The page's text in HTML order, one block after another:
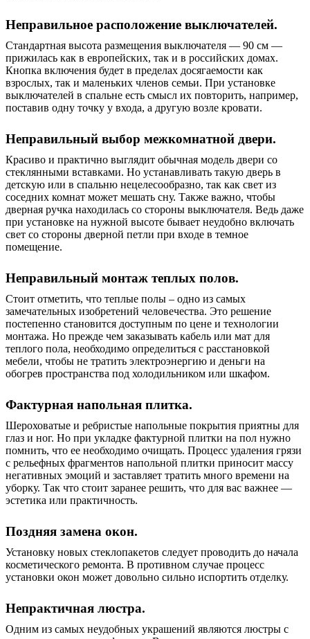
Неправильное расположение выключателей.
Стандартная высота размещения выключателя — 90 см —
прижилась как в европейских, так и в российских домах.
Кнопка включения будет в пределах досягаемости как
взрослых, так и маленьких членов семьи. При установке
выключателей в спальне есть смысл их повторить, например,
поставив одну точку у входа, а другую возле кровати.
Неправильный выбор межкомнатной двери.
Красиво и практично выглядит обычная модель двери со
стеклянными вставками. Но устанавливать такую ​​дверь в
детскую или в спальню нецелесообразно, так как свет из
соседних комнат может мешать сну. Также важно, чтобы
дверная ручка находилась со стороны выключателя. Ведь даже
при установке на нужной высоте бывает неудобно включать
свет со стороны дверной петли при входе в темное
помещение.
Неправильный монтаж теплых полов.
Стоит отметить, что теплые полы – одно из самых
замечательных изобретений человечества. Это решение
постепенно становится доступным по цене и технологии
монтажа. Но прежде чем заказывать кабель или мат для
теплого пола, необходимо определиться с расстановкой
мебели, чтобы не тратить электроэнергию и деньги на
обогрев пространства под холодильником или шкафом.
Фактурная напольная плитка.
Шероховатые и ребристые напольные покрытия приятны для
глаз и ног. Но при укладке фактурной плитки на пол нужно
помнить, что ее необходимо очищать. Процесс удаления грязи
с рельефных фрагментов напольной плитки приносит массу
негативных эмоций и заставляет тратить много времени на
уборку. Так что стоит заранее решить, что для вас важнее —
эстетика или практичность.
Поздняя замена окон.
Установку новых стеклопакетов следует проводить до начала
косметического ремонта. В противном случае процесс
установки окон может довольно сильно испортить отделку.
Непрактичная люстра.
Одним из самых неудобных украшений являются люстры с